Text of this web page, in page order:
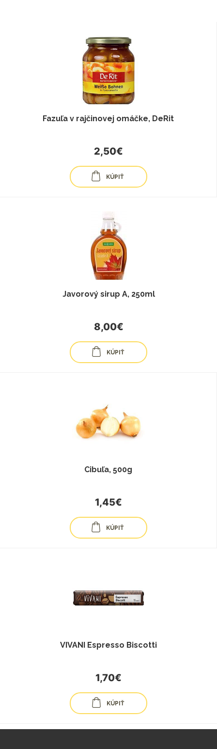
Fazuľa v rajčinovej omáčke, DeRit
2,50€
KÚPIŤ
Javorový sirup A, 250ml
8,00€
KÚPIŤ
Cibuľa, 500g
1,45€
KÚPIŤ
VIVANI Espresso Biscotti
1,70€
KÚPIŤ